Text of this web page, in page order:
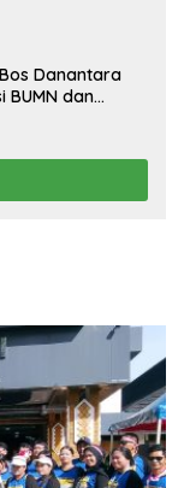
Danantara
BUMN dan